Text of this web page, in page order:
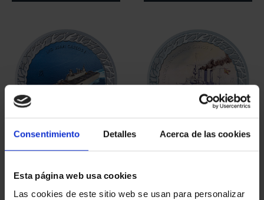
Consentimiento Detalles Acerca de las cookies
Esta página web usa cookies
Las cookies de este sitio web se usan para personalizar
€16.94